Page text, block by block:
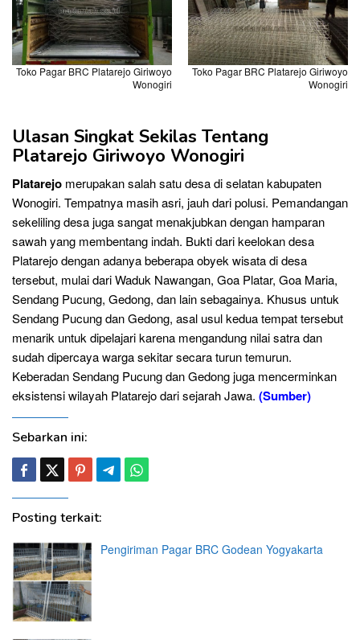
Toko Pagar BRC Platarejo Giriwoyo
Wonogiri
Toko Pagar BRC Platarejo Giriwoyo
Wonogiri
Ulasan Singkat Sekilas Tentang
Platarejo Giriwoyo Wonogiri
Platarejo merupakan salah satu desa di selatan kabupaten
Wonogiri. Tempatnya masih asri, jauh dari polusi. Pemandangan
sekeliling desa juga sangat menakjubkan dengan hamparan
sawah yang membentang indah. Bukti dari keelokan desa
Platarejo dengan adanya beberapa obyek wisata di desa
tersebut, mulai dari Waduk Nawangan, Goa Platar, Goa Maria,
Sendang Pucung, Gedong, dan lain sebagainya. Khusus untuk
Sendang Pucung dan Gedong, asal usul kedua tempat tersebut
menarik untuk dipelajari karena mengandung nilai satra dan
sudah dipercaya warga sekitar secara turun temurun.
Keberadan Sendang Pucung dan Gedong juga mencerminkan
eksistensi wilayah Platarejo dari sejarah Jawa. (Sumber)
Sebarkan ini:
Posting terkait:
Pengiriman Pagar BRC Godean Yogyakarta